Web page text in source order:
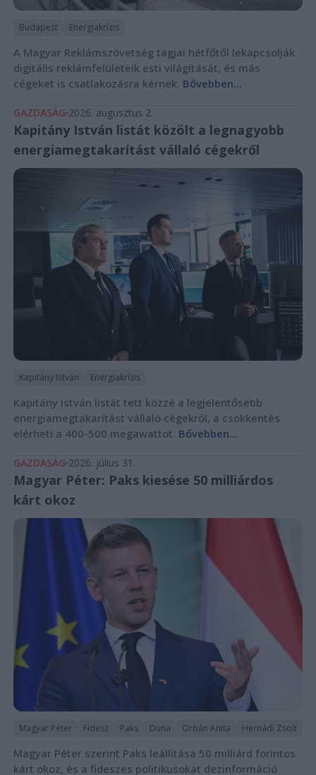
Budapest Energiakrízis
A Magyar Reklámszövetség tagjai hétfőtől lekapcsolják
digitális reklámfelületeik esti világítását, és más
cégeket is csatlakozásra kérnek. Bővebben...
GAZDASÁG 2026. augusztus 2.
Kapitány István listát közölt a legnagyobb
energiamegtakarítást vállaló cégekről
Kapitány István Energiakrízis
Kapitány István listát tett közzé a legjelentősebb
energiamegtakarítást vállaló cégekről, a csökkentés
elérheti a 400-500 megawattot. Bővebben...
GAZDASÁG 2026. július 31.
Magyar Péter: Paks kiesése 50 milliárdos
kárt okoz
Magyar Péter Fidesz Paks Duna Orbán Anita Hernádi Zsolt
Magyar Péter szerint Paks leállítása 50 milliárd forintos
kárt okoz, és a fideszes politikusokat dezinformáció